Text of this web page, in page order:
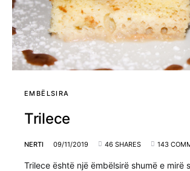
EMBËLSIRA
Trilece
NERTI 09/11/2019 46 SHARES 143
Trilece është një ëmbëlsirë shumë e mirë